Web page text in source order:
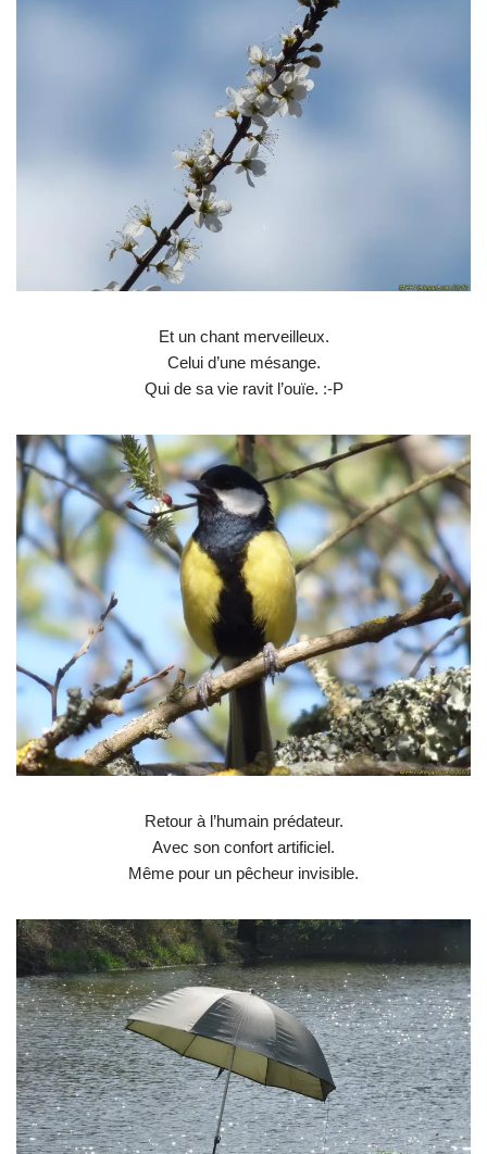
Et un chant merveilleux.
Celui d’une mésange.
Qui de sa vie ravit l’ouïe. :-P
Retour à l’humain prédateur.
Avec son confort artificiel.
Même pour un pêcheur invisible.